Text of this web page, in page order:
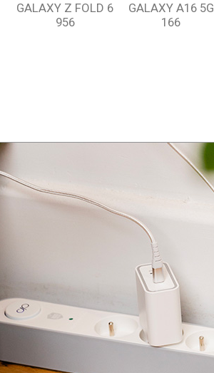
GALAXY Z FOLD 6
956
GALAXY A16 5G
166